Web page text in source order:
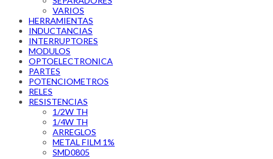
VARIOS
HERRAMIENTAS
INDUCTANCIAS
INTERRUPTORES
MODULOS
OPTOELECTRONICA
PARTES
POTENCIOMETROS
RELES
RESISTENCIAS
1/2W TH
1/4W TH
ARREGLOS
METAL FILM 1%
SMD0805